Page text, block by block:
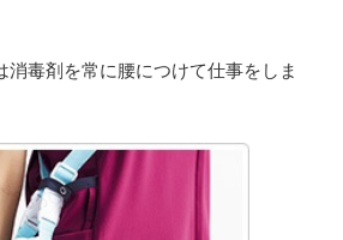
消毒剤を常に腰につけて仕事をしま